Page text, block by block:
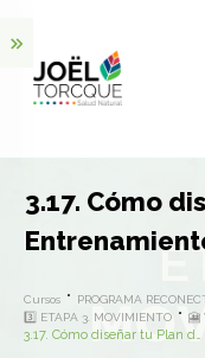
3.17. Cómo
Cursos
PROGRAMA
3️⃣ ETAPA 3. MOVIMIENTO
🎦
3.17. Cómo diseñar tu Plan de Entrenamiento (22′)